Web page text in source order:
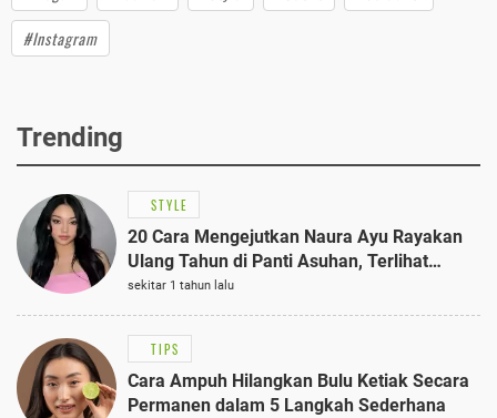
#Instagram
Trending
STYLE
20 Cara Mengejutkan Naura Ayu Rayakan
Ulang Tahun di Panti Asuhan, Terlihat
Anggun dengan Kaftan Cokelat
sekitar 1 tahun lalu
TIPS
Cara Ampuh Hilangkan Bulu Ketiak Secara
Permanen dalam 5 Langkah Sederhana